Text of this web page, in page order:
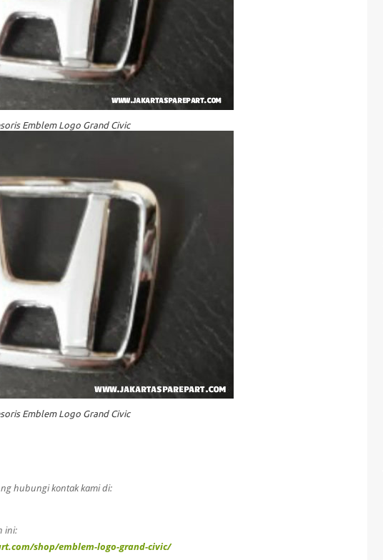
Emblem Logo Grand Civic
Emblem Logo Grand Civic
hubungi kontak kami di:
ini:
shop/emblem-logo-grand-civic/